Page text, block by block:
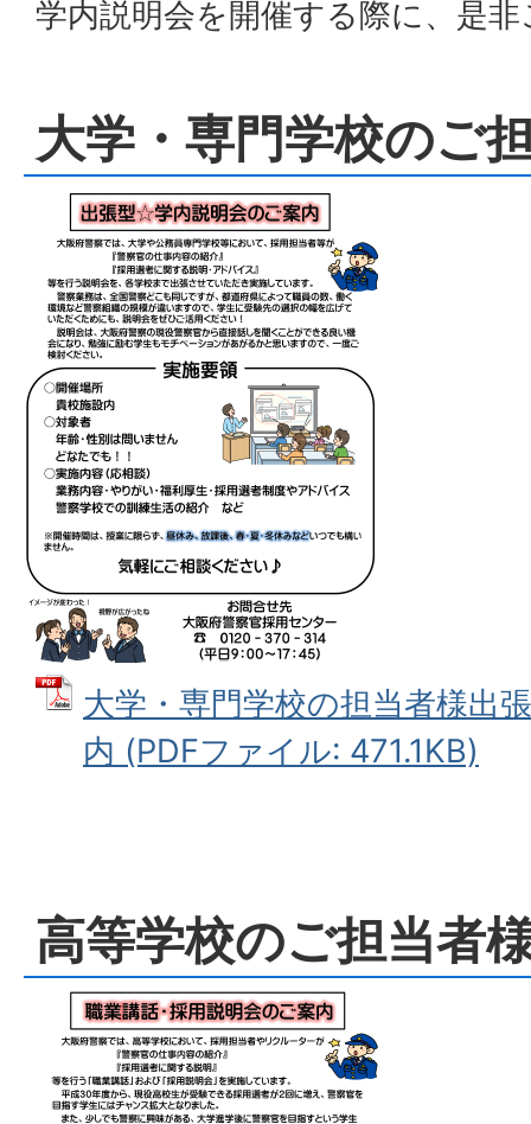
学内説明会を開催する際に、是
大学・専門学校のご
大学・専門学校の担当者様出
内 (PDFファイル: 471.1KB)
高等学校のご担当者